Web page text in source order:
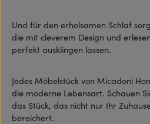
Und für den erholsamen Schlaf
die mit cleverem Design und
perfekt ausklingen lassen.
Jedes Möbelstück von Micadoni
die moderne Lebensart. Schauen
das Stück, das nicht nur Ihr
bereichert.